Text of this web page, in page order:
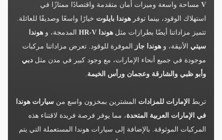
V مساحة واسعة وميزات أمان متقدمة واقتصادًا ممتازًا في
استهلاك الوقود، بينما توفر هوندا بايلوت خيارًا واسعًا وصديقًا للعائلة.
تتميز مزاداتنا أيضًا بطرازات مثل هوندا HR-V المدمجة، و هوندا
سيتي الأنيقة، و هوندا جاز
الموفرة للوقود. تعرض مزاداتنا مركبات
موجودة في جميع أنحاء الإمارات، مع وجود كبير في مدن مثل دبي
وأبو ظبي والشارقة وعجمان ورأس الخيمة.
تربط الإمارات للمزادات المشترين بمخزون واسع من سيارات هوندا
في الإمارات العربية المتحدة، مما يوفر فرصة فريدة لاقتناء هذه
المركبات الموثوقة. بالإضافة إلى سيارات هوندا المستعملة التي يتم